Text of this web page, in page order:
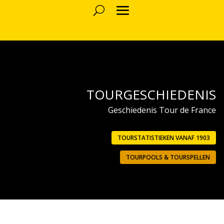
TOURGESCHIEDENIS
Geschiedenis Tour de France
TOURSTATISTIEKEN VANAF 1903
TOURPOOLS & TOURSPELLEN